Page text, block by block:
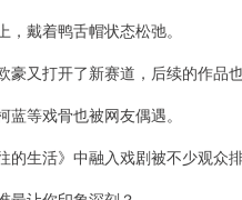
戴着鸭舌帽状态松弛。
豪又打开了新赛道，后续的作品
等戏骨也被网友偶遇。
的生活》中融入戏剧被不少观众